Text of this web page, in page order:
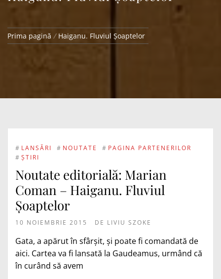
Prima pagină Haiganu. Fluviul Șoaptelor
# LANSĂRI # NOUTATE # PAGINA PARTENERILOR
# ȘTIRI
Noutate editorială: Marian
Coman – Haiganu. Fluviul
Șoaptelor
10 NOIEMBRIE 2015 DE LIVIU SZOKE
Gata, a apărut în sfârșit, și poate fi comandată de
aici. Cartea va fi lansată la Gaudeamus, urmând că
în curând să avem